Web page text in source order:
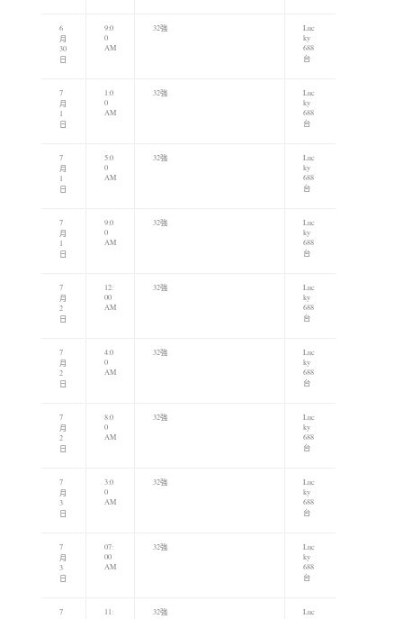
6
月
30
日
9:0
0
AM
32強
Luc
ky
688
台
7
月
1
日
1:0
0
AM
32強
Luc
ky
688
台
7
月
1
日
5:0
0
AM
32強
Luc
ky
688
台
7
月
1
日
9:0
0
AM
32強
Luc
ky
688
台
7
月
2
日
12:
00
AM
32強
Luc
ky
688
台
7
月
2
日
4:0
0
AM
32強
Luc
ky
688
台
7
月
2
日
8:0
0
AM
32強
Luc
ky
688
台
7
月
3
日
3:0
0
AM
32強
Luc
ky
688
台
7
月
3
日
07:
00
AM
32強
Luc
ky
688
台
7
11:
32強
Luc